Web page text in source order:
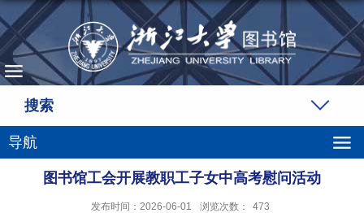
搜索
导航
图书馆工会开展教职工子女中高考慰问活动
发布时间：2026-06-01 浏览次数： 473